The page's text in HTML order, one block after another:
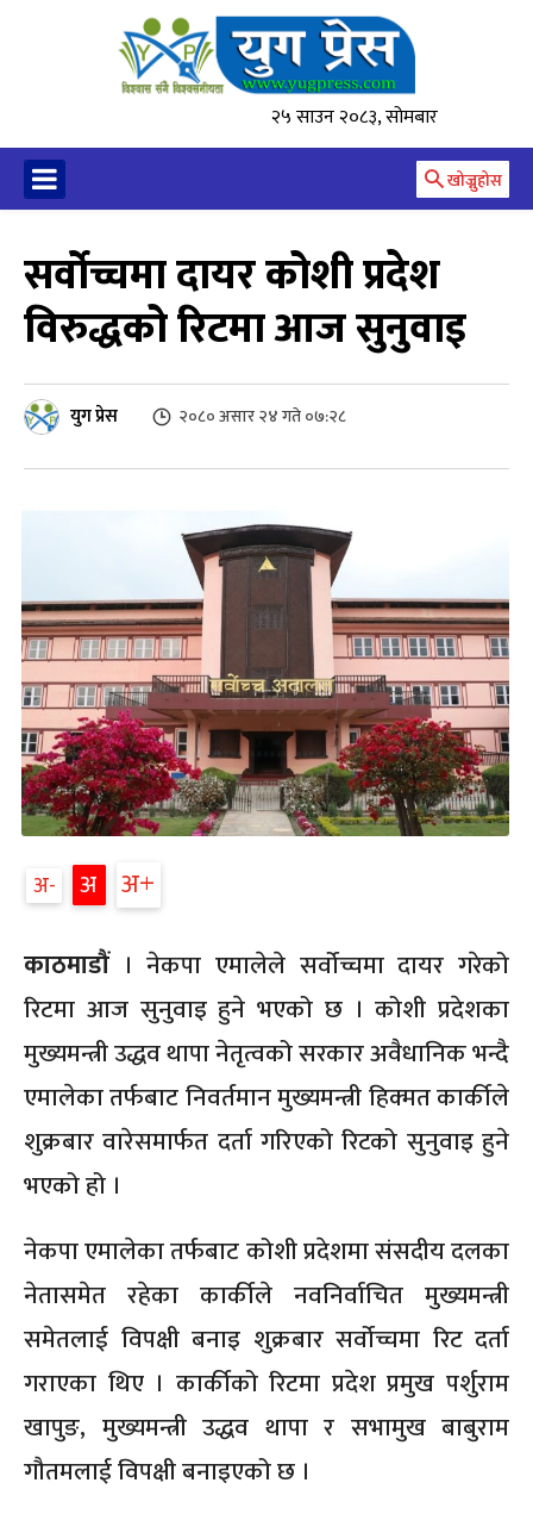
२५ साउन २०८३, सोमबार
खोज्नुहोस
सर्वोच्चमा दायर कोशी प्रदेश
विरुद्धको रिटमा आज सुनुवाइ
युग प्रेस २०८० असार २४ गते ०७:२८
अ अ अ
काठमाडौं। नेकपा एमालेले सर्वोच्चमा दायर गरेको
रिटमा आज सुनुवाइ हुने भएको छ । कोशी प्रदेशका
मुख्यमन्त्री उद्धव थापा नेतृत्वको सरकार अवैधानिक भन्दै
एमालेका तर्फबाट निवर्तमान मुख्यमन्त्री हिक्मत कार्कीले
शुक्रबार वारेसमार्फत दर्ता गरिएको रिटको सुनुवाइ हुने
भएको हो ।
नेकपा एमालेका तर्फबाट कोशी प्रदेशमा संसदीय दलका
नेतासमेत रहेका कार्कीले नवनिर्वाचित मुख्यमन्त्री
समेतलाई विपक्षी बनाइ शुक्रबार सर्वोच्चमा रिट दर्ता
गराएका थिए । कार्कीको रिटमा प्रदेश प्रमुख पर्शुराम
खापुङ, मुख्यमन्त्री उद्धव थापा र सभामुख बाबुराम
गौतमलाई विपक्षी बनाइएको छ ।